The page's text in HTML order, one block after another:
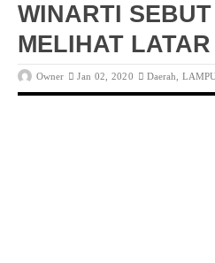
WINARTI
MELIHAT
Owner Jan 02, 2020 Daerah